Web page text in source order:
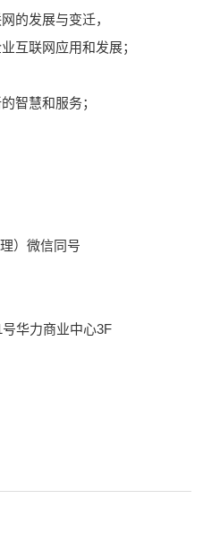
的发展与变迁，
互联网应用和发展；
智慧和服务；
）微信同号
华力商业中心3F